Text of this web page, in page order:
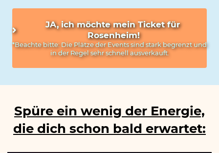
JA, ich möchte mein Ticket für
Rosenheim!
*Beachte bitte: Die Plätze der Events sind stark begrenzt und
in der Regel sehr schnell ausverkauft.
Spüre ein wenig der Energie,
die dich schon bald erwartet: